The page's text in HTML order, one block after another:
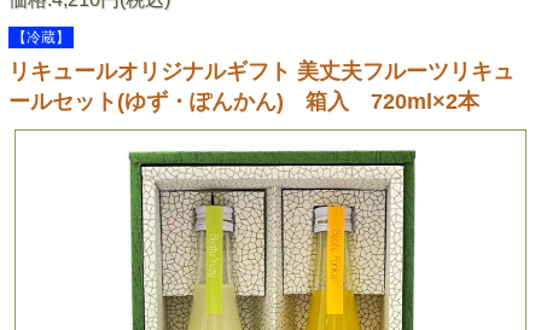
【冷蔵】
リキュールオリジナルギフト 美丈夫フルーツリキュ
ールセット(ゆず・ぽんかん) 箱入 720ml×2本